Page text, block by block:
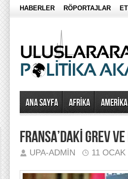
HABERLER RÖPORTAJLAR
Ana Sayfa AFRİKA AMERİKA
FRANSA’DAKİ GREV
UPA-ADMIN 11 OCAK